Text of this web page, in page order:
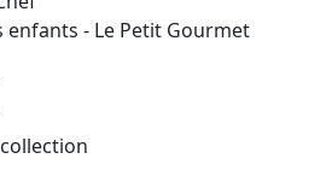
enfants - Le Petit Gourmet